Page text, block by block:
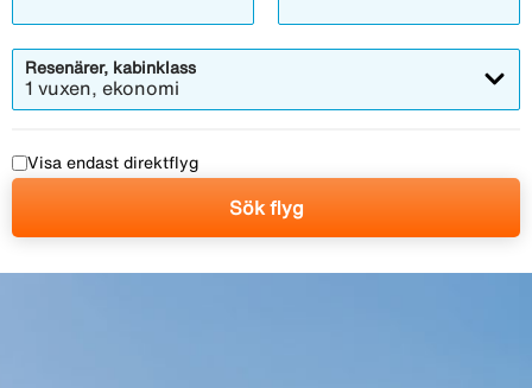
Resenärer, kabinklass
1 vuxen, ekonomi
Visa endast direktflyg
Sök flyg